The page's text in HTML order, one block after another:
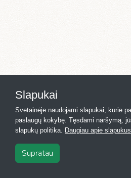
2026
Slapukai
Svetainėje naudojami slapukai, kurie
paslaugų kokybę. Tęsdami naršymą,
slapukų politika. Daugiau apie slapukus
Supratau